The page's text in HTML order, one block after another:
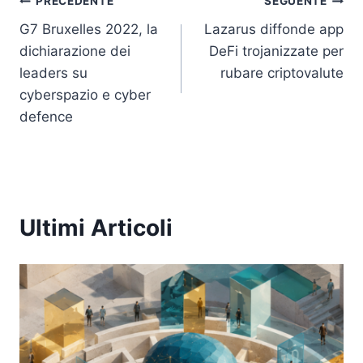
Navigazione
articoli
G7 Bruxelles 2022, la
dichiarazione dei
leaders su
cyberspazio e cyber
defence
Lazarus diffonde app
DeFi trojanizzate per
rubare criptovalute
Ultimi Articoli